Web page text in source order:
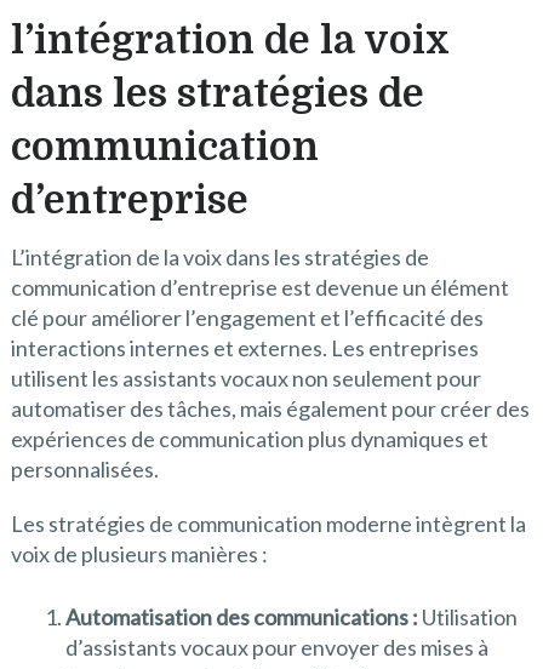
l’intégration de la voix
dans les stratégies de
communication
d’entreprise
L’intégration de la voix dans les stratégies de
communication d’entreprise est devenue un élément
clé pour améliorer l’engagement et l’efficacité des
interactions internes et externes. Les entreprises
utilisent les assistants vocaux non seulement pour
automatiser des tâches, mais également pour créer des
expériences de communication plus dynamiques et
personnalisées.
Les stratégies de communication moderne intègrent la
voix de plusieurs manières :
Automatisation des communications : Utilisation
d’assistants vocaux pour envoyer des mises à